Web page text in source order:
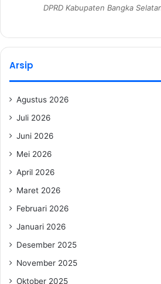
DPRD Kabupaten Bangka
Arsip
Agustus 2026
Juli 2026
Juni 2026
Mei 2026
April 2026
Maret 2026
Februari 2026
Januari 2026
Desember 2025
November 2025
Oktober 2025